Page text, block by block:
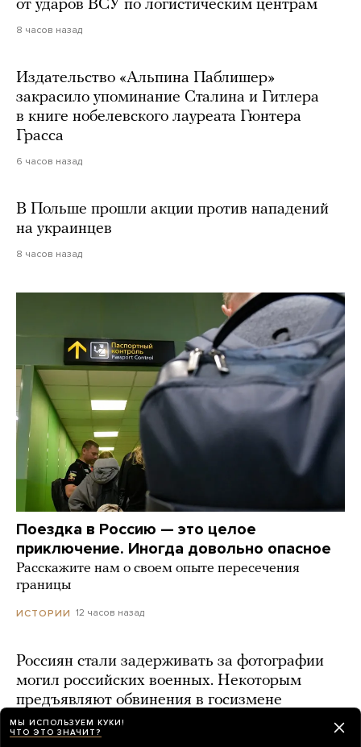
от ударов ВСУ по логистическим центрам
8 часов назад
Издательство «Альпина Паблишер»
закрасило упоминание Сталина и Гитлера
в книге нобелевского лауреата Гюнтера
Грасса
6 часов назад
В Польше прошли акции против нападений
на украинцев
8 часов назад
Поездка в Россию — это целое
приключение. Иногда довольно опасное
Расскажите нам о своем опыте пересечения
границы
ИСТОРИИ 12 часов назад
Россиян стали задерживать за фотографии
могил российских военных. Некоторым
предъявляют обвинения в госизмене
9 часов назад
МЫ ИСПОЛЬЗУЕМ КУКИ!
ЧТО ЭТО ЗНАЧИТ?